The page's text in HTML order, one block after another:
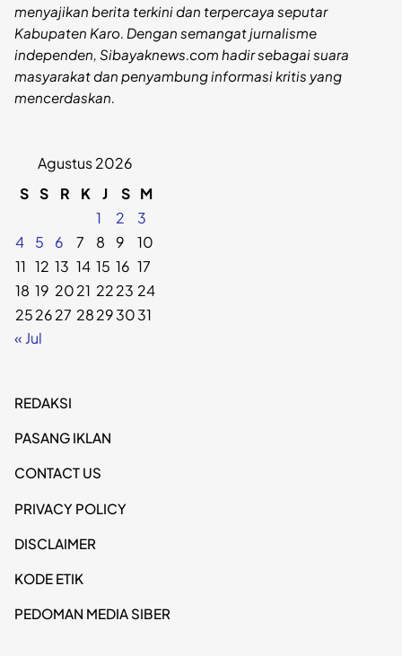
menyajikan berita terkini dan terpercaya seputar
Kabupaten Karo. Dengan semangat jurnalisme
independen, Sibayaknews.com hadir sebagai suara
masyarakat dan penyambung informasi kritis yang
mencerdaskan.
Agustus 2026
S S R K J S M
1
2
3
4
5 6 7 8 9
10
11 12 13 14 15 16 17
18 19 2021 2223 24
252627 28293031
« Jul
REDAKSI
PASANG IKLAN
CONTACT US
PRIVACY POLICY
DISCLAIMER
KODE ETIK
PEDOMAN MEDIA SIBER